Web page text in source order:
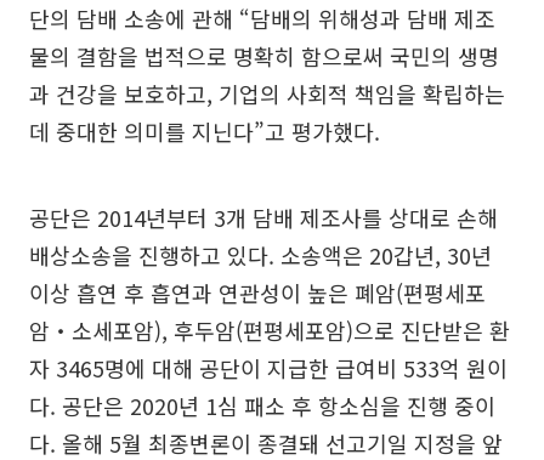
단의 담배 소송에 관해 “담배의 위해성과 담배 제조
물의 결함을 법적으로 명확히 함으로써 국민의 생명
과 건강을 보호하고, 기업의 사회적 책임을 확립하는
데 중대한 의미를 지닌다”고 평가했다.
공단은 2014년부터 3개 담배 제조사를 상대로 손해
배상소송을 진행하고 있다. 소송액은 20갑년, 30년
이상 흡연 후 흡연과 연관성이 높은 폐암(편평세포
암‧소세포암), 후두암(편평세포암)으로 진단받은 환
자 3465명에 대해 공단이 지급한 급여비 533억 원이
다. 공단은 2020년 1심 패소 후 항소심을 진행 중이
다. 올해 5월 최종변론이 종결돼 선고기일 지정을 앞